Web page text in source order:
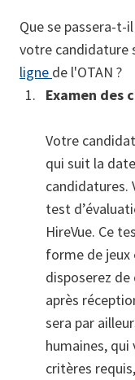
Que se passera-t-
votre candidature
ligne de l'OTAN ?
Examen des
Votre
qui suit la
candidatures.
test
HireVue. Ce
forme de jeux
disposerez
après
sera par
humaines,
critères